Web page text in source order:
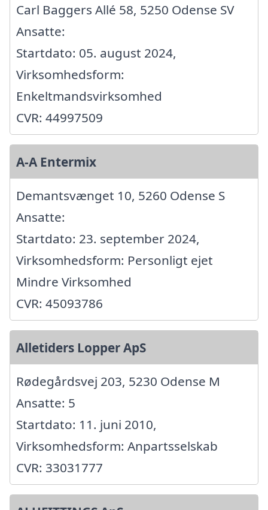
Carl Baggers Allé 58, 5250 Odense SV
Ansatte:
Startdato: 05. august 2024,
Virksomhedsform:
Enkeltmandsvirksomhed
CVR: 44997509
A-A Entermix
Demantsvænget 10, 5260 Odense S
Ansatte:
Startdato: 23. september 2024,
Virksomhedsform: Personligt ejet
Mindre Virksomhed
CVR: 45093786
Alletiders Lopper ApS
Rødegårdsvej 203, 5230 Odense M
Ansatte: 5
Startdato: 11. juni 2010,
Virksomhedsform: Anpartsselskab
CVR: 33031777